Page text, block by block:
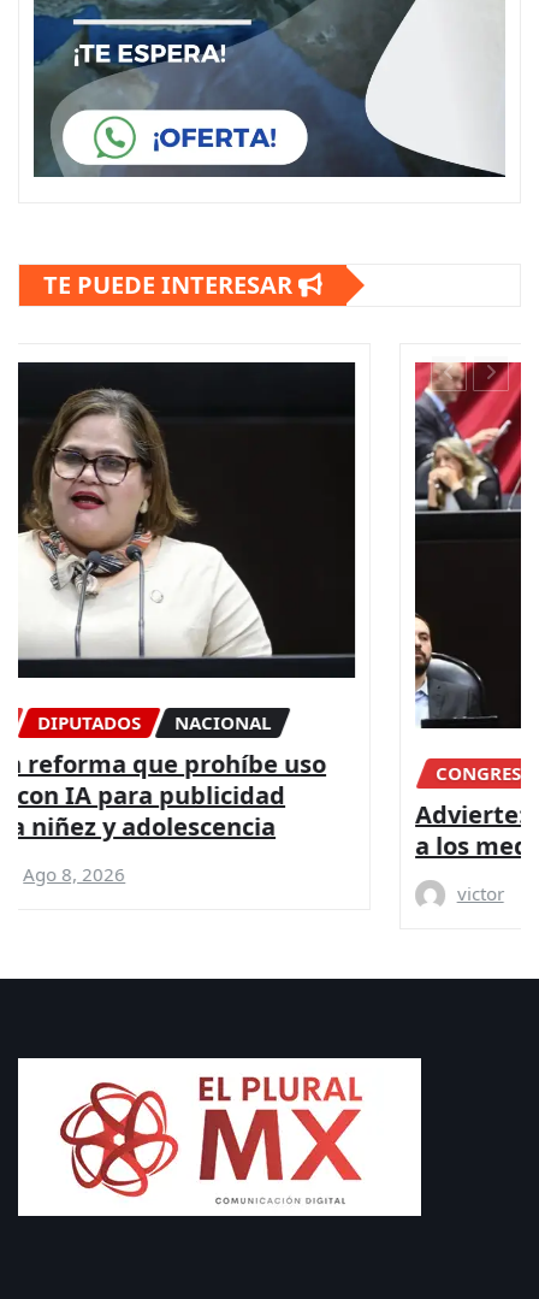
TE PUEDE INTERESAR
CONGRESO DIPUTADOS NACIONAL
Advierte: “Ley censura” busca someter
a los medios críticos